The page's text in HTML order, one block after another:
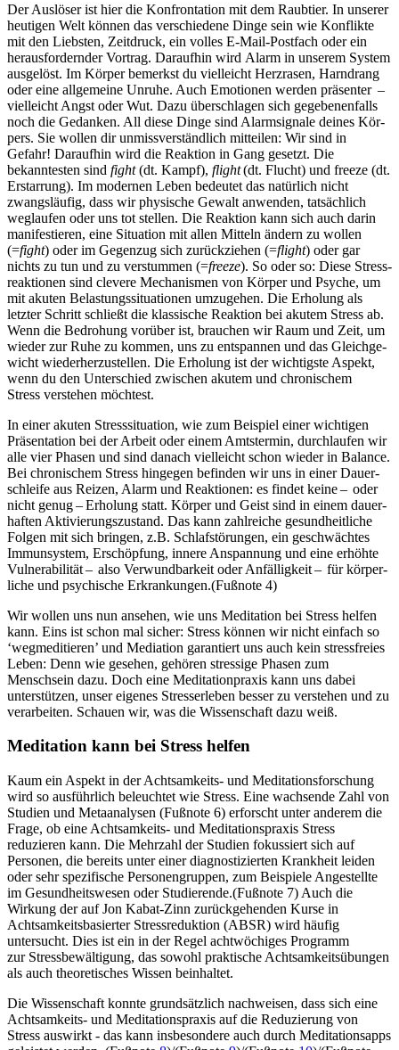
Der Aus­lö­ser ist hier die Kon­fron­ta­tion mit dem Raub­tier. In unserer
heutigen Welt können das verschiedene Dinge sein wie Konflikte
mit den Liebsten, Zeitdruck, ein volles E-Mail-Postfach oder ein
herausfordernder Vortrag. Dar­auf­hin wird Alarm in unse­rem System
aus­ge­löst. Im Körper bemerkst du viel­leicht Herz­ra­sen, Harn­drang
oder eine all­ge­meine Unruhe. Auch Emo­tio­nen werden prä­sen­ter –
viel­leicht Angst oder Wut. Dazu überschlagen sich gegebenenfalls
noch die Gedan­ken. All diese Dinge sind Alarm­si­gnale deines Kör­
pers. Sie wollen dir unmiss­ver­ständ­lich mit­tei­len: Wir sind in
Gefahr! Dar­auf­hin wird die Reak­tion in Gang gesetzt. Die
bekanntesten sind fight(dt. Kampf), flight(dt. Flucht) und freeze (dt.
Erstarrung). Im modernen Leben bedeutet das natürlich nicht
zwangsläufig, dass wir physische Gewalt anwenden, tatsächlich
weglaufen oder uns tot stellen. Die Reaktion kann sich auch darin
manifestieren, eine Situation mit allen Mitteln ändern zu wollen
(=fight) oder im Gegenzug sich zurückziehen (=flight) oder gar
nichts zu tun und zu verstummen (=freeze). So oder so: Diese Stress­
re­ak­tio­nen sind cle­vere Mecha­nis­men von Körper und Psyche, um
mit akuten Belas­tungs­si­tua­tio­nen umzu­ge­hen. Die Erholung als
letzter Schritt schließt die klassische Reaktion bei akutem Stress ab.
Wenn die Bedro­hung vor­über ist, brau­chen wir Raum und Zeit, um
wieder zur Ruhe zu kommen, uns zu ent­span­nen und das Gleich­ge­
wicht wie­der­her­zu­stel­len. Die Erholung ist der wich­tigste Aspekt,
wenn du den Unter­schied zwi­schen akutem und chro­ni­schem
Stress ver­ste­hen möch­test.
In einer akuten Stress­si­tua­tion, wie zum Beispiel einer wichtigen
Prä­sen­ta­tion bei der Arbeit oder einem Amtstermin, durch­lau­fen wir
alle vier Phasen und sind danach viel­leicht schon wieder in Balance.
Bei chro­ni­schem Stress hingegen befin­den wir uns in einer Dau­er­
schleife aus Reizen, Alarm und Reak­tionen: es findet keine – oder
nicht genug – Erho­lung statt. Körper und Geist sind in einem dau­er­
haf­ten Akti­vie­rungs­zu­stand. Das kann zahl­rei­che gesund­heit­li­che
Folgen mit sich brin­gen, z.B. Schlaf­stö­run­gen, ein geschwäch­tes
Immun­sys­tem, Erschöp­fung, innere Anspan­nung und eine erhöhte
Vul­nera­bi­li­tät – also Ver­wund­bar­keit oder Anfälligkeit – für kör­per­
li­che und psy­chi­sche Erkran­kun­gen.(Fußnote 4)
Wir wollen uns nun ansehen, wie uns Meditation bei Stress helfen
kann. Eins ist schon mal sicher: Stress können wir nicht einfach so
‘wegmeditieren’ und Mediation garantiert uns auch kein stressfreies
Leben: Denn wie gesehen, gehören stressige Phasen zum
Menschsein dazu. Doch eine Meditationpraxis kann uns dabei
unterstützen, unser eigenes Stresserleben besser zu verstehen und zu
verarbeiten. Schauen wir, was die Wissenschaft dazu weiß.
Meditation kann bei Stress helfen
Kaum ein Aspekt in der Achtsamkeits- und Meditationsforschung
wird so ausführlich beleuchtet wie Stress. Eine wachsende Zahl von
Studien und Metaanalysen (Fußnote 6) erforscht unter anderem die
Frage, ob eine Achtsamkeits- und Meditationspraxis Stress
reduzieren kann. Die Mehrzahl der Studien fokussiert sich auf
Personen, die bereits unter einer diagnostizierten Krankheit leiden
oder sehr spezifische Personengruppen, zum Beispiele Angestellte
im Gesundheitswesen oder Studierende.(Fußnote 7) Auch die
Wirkung der auf Jon Kabat-Zinn zurückgehenden Kurse in
Achtsamkeitsbasierter Stressreduktion (ABSR) wird häufig
untersucht. Dies ist ein in der Regel achtwöchiges Programm
zur Stressbewältigung, das sowohl praktische Achtsamkeitsübungen
als auch theoretisches Wissen beinhaltet.
Die Wissenschaft konnte grundsätzlich nachweisen, dass sich eine
Achtsamkeits- und Meditationspraxis auf die Reduzierung von
Stress auswirkt - das kann insbesondere auch durch Meditationsapps